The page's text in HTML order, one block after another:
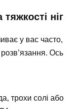
ніг
у вас часто,
Ось
трохи солі або